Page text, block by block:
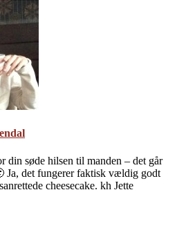
din søde hilsen til manden – det går
Ja, det fungerer faktisk vældig godt
cheesecake. kh Jette